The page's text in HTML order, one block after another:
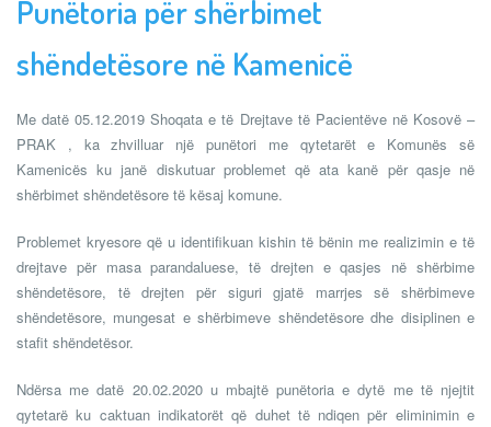
Punëtoria për shërbimet
shëndetësore në Kamenicë
Me datë 05.12.2019 Shoqata e të Drejtave të Pacientëve në Kosovë –
PRAK , ka zhvilluar një punëtori me qytetarët e Komunës së
Kamenicës ku janë diskutuar problemet që ata kanë për qasje në
shërbimet shëndetësore të kësaj komune.
Problemet kryesore që u identifikuan kishin të bënin me realizimin e të
drejtave për masa parandaluese, të drejten e qasjes në shërbime
shëndetësore, të drejten për siguri gjatë marrjes së shërbimeve
shëndetësore, mungesat e shërbimeve shëndetësore dhe disiplinen e
stafit shëndetësor.
Ndërsa me datë 20.02.2020 u mbajtë punëtoria e dytë me të njejtit
qytetarë ku caktuan indikatorët që duhet të ndiqen për eliminimin e